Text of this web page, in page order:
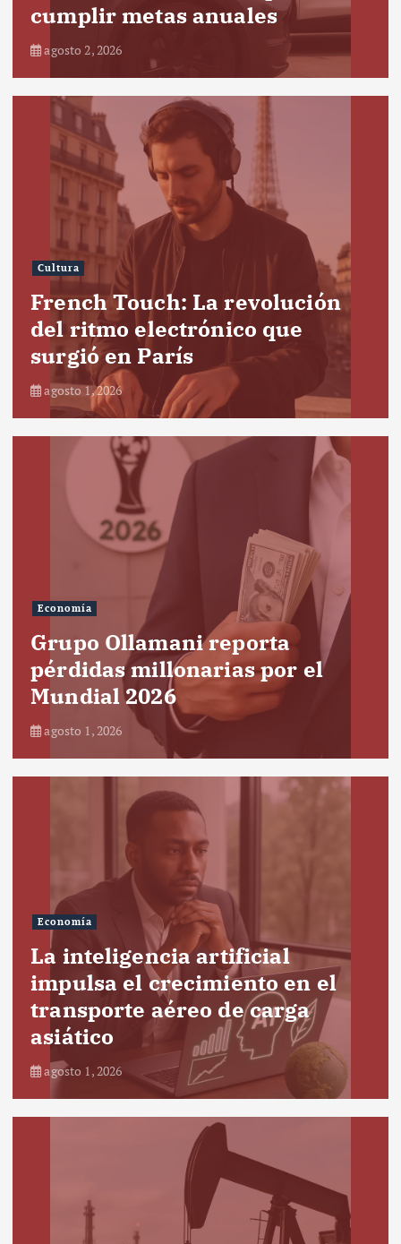
cumplir metas anuales
agosto 2, 2026
Cultura
French Touch: La revolución
del ritmo electrónico que
surgió en París
agosto 1, 2026
Economía
Grupo Ollamani reporta
pérdidas millonarias por el
Mundial 2026
agosto 1, 2026
Economía
La inteligencia artificial
impulsa el crecimiento en el
transporte aéreo de carga
asiático
agosto 1, 2026